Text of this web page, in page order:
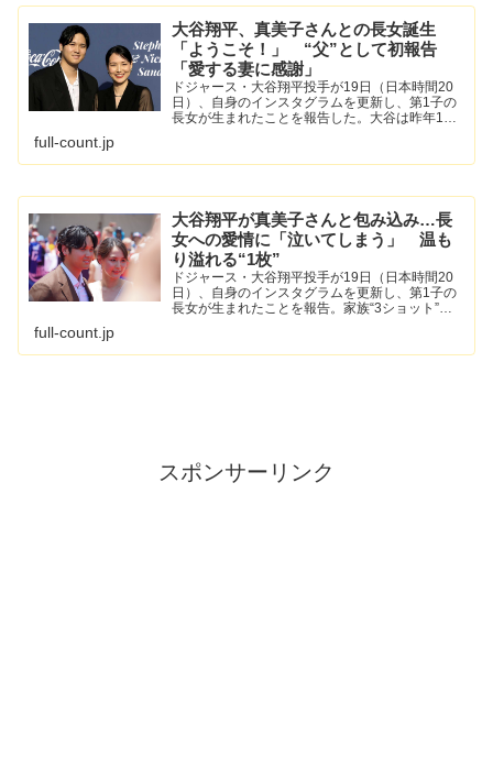
大谷翔平、真美子さんとの長女誕生
「ようこそ！」 “父”として初報告
「愛する妻に感謝」
ドジャース・大谷翔平投手が19日（日本時間20
日）、自身のインスタグラムを更新し、第1子の
長女が生まれたことを報告した。大谷は昨年12
せた。
full-count.jp
大谷翔平が真美子さんと包み込み…長
女への愛情に「泣いてしまう」 温も
り溢れる“1枚”
ドジャース・大谷翔平投手が19日（日本時間20
日）、自身のインスタグラムを更新し、第1子の
長女が生まれたことを報告。家族“3ショット”の
た。
full-count.jp
スポンサーリンク